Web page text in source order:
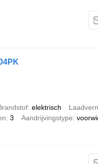
elektrisch
3 Aandrijvingstype